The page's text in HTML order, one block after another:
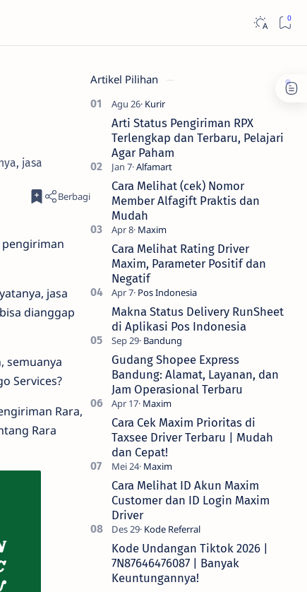
jasa
pengiriman
jasa
dianggap
semuanya
Services?
Rara,
Rara
Artikel Pilihan
Arti Status Pengiriman RPX
Terlengkap dan Terbaru, Pelajari
Agar Paham
Cara Melihat (cek) Nomor
Member Alfagift Praktis dan
Mudah
Cara Melihat Rating Driver
Maxim, Parameter Positif dan
Negatif
Makna Status Delivery RunSheet
di Aplikasi Pos Indonesia
Gudang Shopee Express
Bandung: Alamat, Layanan, dan
Jam Operasional Terbaru
Cara Cek Maxim Prioritas di
Taxsee Driver Terbaru | Mudah
dan Cepat!
Cara Melihat ID Akun Maxim
Customer dan ID Login Maxim
Driver
Kode Undangan Tiktok 2026 |
7N87646476087 | Banyak
Keuntungannya!